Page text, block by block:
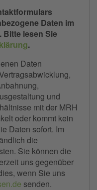
Daten im
Bitte lesen Sie
.
Daten
und
mit der MRH
oder kommt kein
Daten sofort. Im
die
Sie können die
uns gegenüber
wenn Sie uns
senden.